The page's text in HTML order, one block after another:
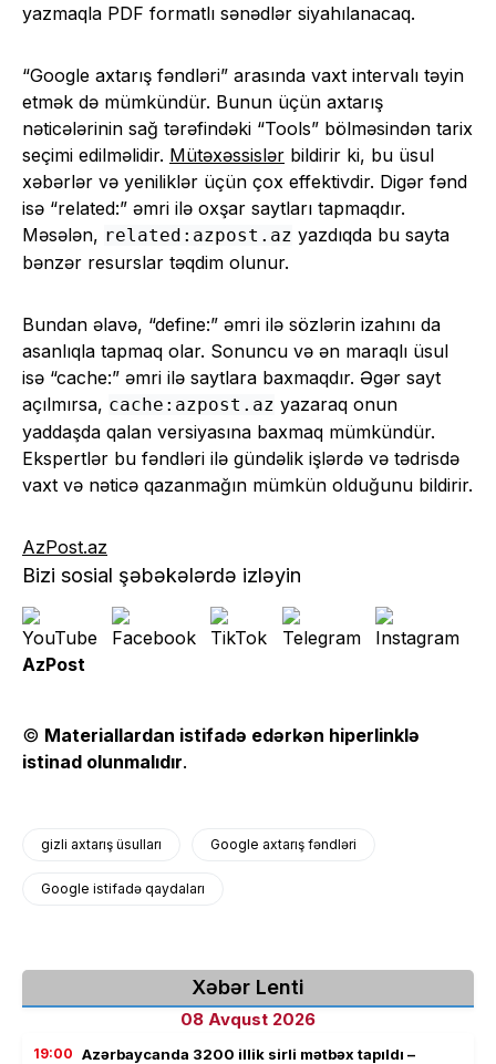
yazmaqla PDF formatlı sənədlər siyahılanacaq.
“Google axtarış fəndləri” arasında vaxt intervalı təyin
etmək də mümkündür. Bunun üçün axtarış
nəticələrinin sağ tərəfindəki “Tools” bölməsindən tarix
seçimi edilməlidir. Mütəxəssislər bildirir ki, bu üsul
xəbərlər və yeniliklər üçün çox effektivdir. Digər fənd
isə “related:” əmri ilə oxşar saytları tapmaqdır.
Məsələn, related:azpost.az yazdıqda bu sayta
bənzər resurslar təqdim olunur.
Bundan əlavə, “define:” əmri ilə sözlərin izahını da
asanlıqla tapmaq olar. Sonuncu və ən maraqlı üsul
isə “cache:” əmri ilə saytlara baxmaqdır. Əgər sayt
açılmırsa, cache:azpost.az yazaraq onun
yaddaşda qalan versiyasına baxmaq mümkündür.
Ekspertlər bu fəndləri ilə gündəlik işlərdə və tədrisdə
vaxt və nəticə qazanmağın mümkün olduğunu bildirir.
AzPost.az
Bizi sosial şəbəkələrdə izləyin
AzPost
© Materiallardan istifadə edərkən hiperlinklə
istinad olunmalıdır.
gizli axtarış üsulları Google axtarış fəndləri
Google istifadə qaydaları
Xəbər Lenti
08 Avqust 2026
19:00 Azərbaycanda 3200 illik sirli mətbəx tapıldı –